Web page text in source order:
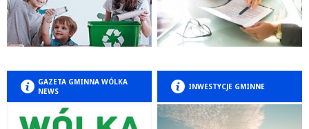
GAZETA GMINNA WÓLKA
NEWS
INWESTYCJE GMINNE